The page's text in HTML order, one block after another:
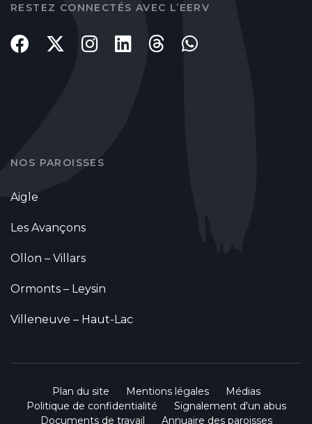
RESTEZ CONNECTÉS AVEC L’EERV
NOS PAROISSES
Aigle
Les Avançons
Ollon – Villars
Ormonts – Leysin
Villeneuve – Haut-Lac
Plan du site Mentions légales
Médias
Politique de confidentialité
Signalement d'un abus
Documents de travail
Annuaire des paroisses